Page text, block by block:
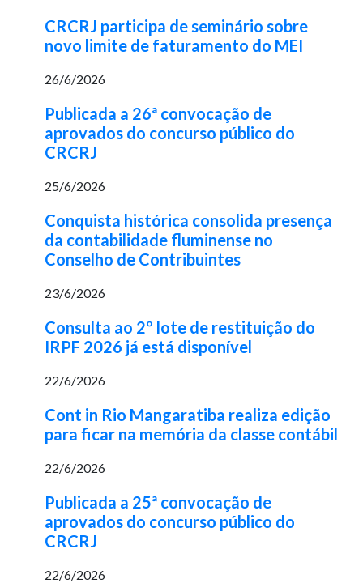
CRCRJ participa de seminário sobre
novo limite de faturamento do MEI
26/6/2026
Publicada a 26ª convocação de
aprovados do concurso público do
CRCRJ
25/6/2026
Conquista histórica consolida presença
da contabilidade fluminense no
Conselho de Contribuintes
23/6/2026
Consulta ao 2º lote de restituição do
IRPF 2026 já está disponível
22/6/2026
Cont in Rio Mangaratiba realiza edição
para ficar na memória da classe contábil
22/6/2026
Publicada a 25ª convocação de
aprovados do concurso público do
CRCRJ
22/6/2026